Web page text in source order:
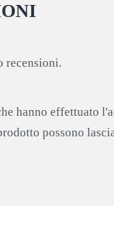
recensioni.
hanno effettuato
possono